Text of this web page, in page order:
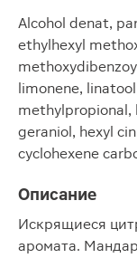
Alcohol denat,
ethylhexyl
limonene,
methylpropional,
geraniol, hexyl
cyclohexene
Описание
Искрящиеся
аромата.